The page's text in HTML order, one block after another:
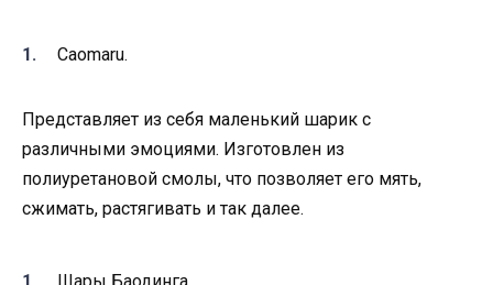
Caomaru.
Представляет из себя маленький шарик с
различными эмоциями. Изготовлен из
полиуретановой смолы, что позволяет его мять,
сжимать, растягивать и так далее.
Шары Баодинга.